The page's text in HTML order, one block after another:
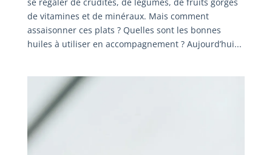
se régaler de crudités, de légumes, de fruits gorgés
de vitamines et de minéraux. Mais comment
assaisonner ces plats ? Quelles sont les bonnes
huiles à utiliser en accompagnement ? Aujourd’hui...